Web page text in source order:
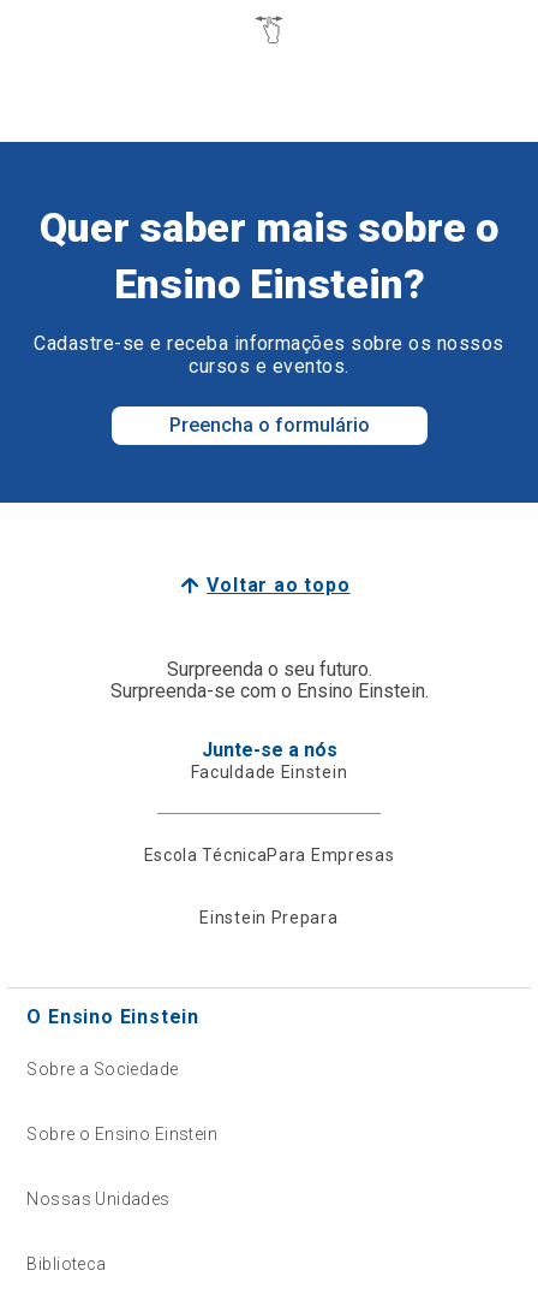
Quer saber mais sobre o
Ensino Einstein?
Cadastre-se e receba informações sobre os nossos
cursos e eventos.
Preencha o formulário
Voltar ao topo
Surpreenda o seu futuro.
Surpreenda-se com o Ensino Einstein.
Junte-se a nós
Faculdade Einstein
Escola TécnicaPara Empresas
Einstein Prepara
O Ensino Einstein
Sobre a Sociedade
Sobre o Ensino Einstein
Nossas Unidades
Biblioteca